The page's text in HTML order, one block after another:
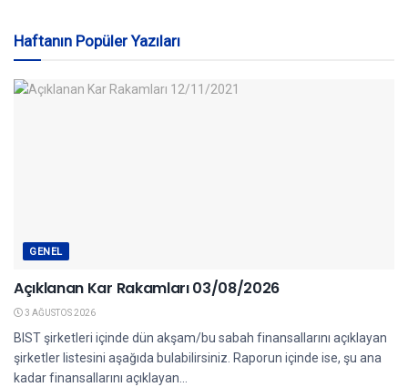
Haftanın Popüler Yazıları
GENEL
Açıklanan Kar Rakamları 03/08/2026
3 AĞUSTOS 2026
BIST şirketleri içinde dün akşam/bu sabah finansallarını açıklayan
şirketler listesini aşağıda bulabilirsiniz. Raporun içinde ise, şu ana
kadar finansallarını açıklayan...